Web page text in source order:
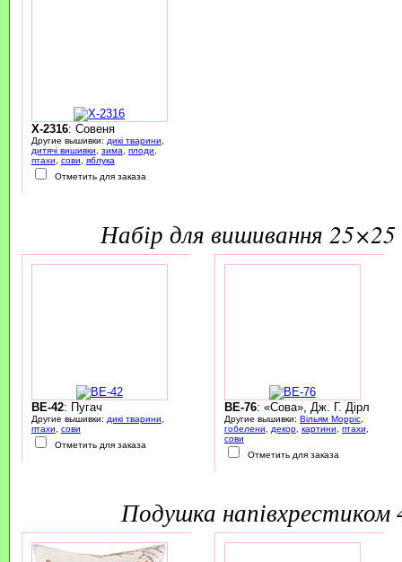
X-2316: Совеня
Другие вышивки: дикі тварини,
дитячі вишивки, зима, плоди,
птахи, сови, яблука
Отметить для заказа
набір для вишивання 25×25
BE-42: Пугач
Другие вышивки: дикі тварини
птахи
сови
Отметить для заказа
BE-76: «Сова», Дж. Г. Дірл
Другие вышивки: Вільям Морріс,
гобелени
декор, картини птахи
сови
Отметить для заказа
подушка